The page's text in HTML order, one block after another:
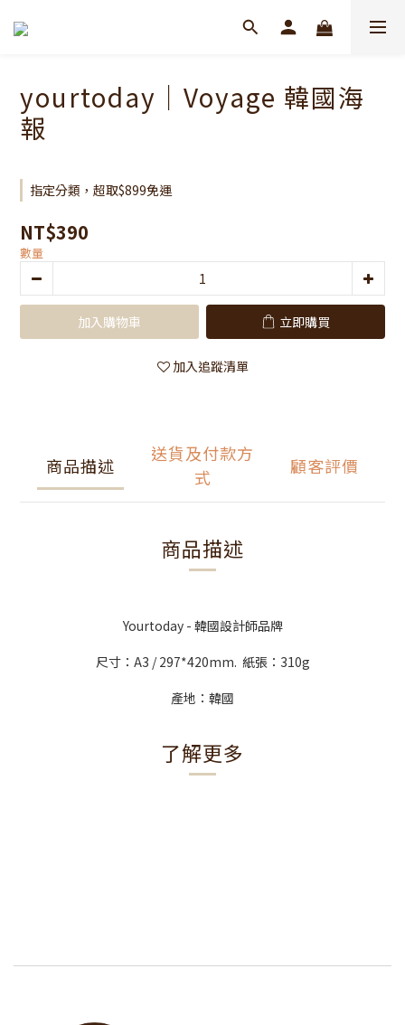
yourtoday｜Voyage 韓國海
報
指定分類，超取$899免運
NT$390
數量
加入購物車 立即購買
加入追蹤清單
商品描述
送貨及付款方
式
顧客評價
商品描述
Yourtoday - 韓國設計師品牌
尺寸：A3 / 297*420mm. 紙張：310g
產地：韓國
了解更多